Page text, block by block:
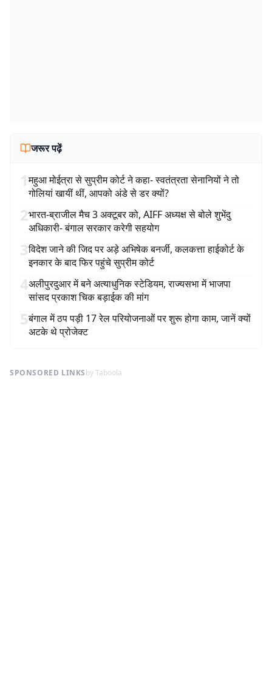
जरूर पढ़ें
1महुआ मोईत्रा से सुप्रीम कोर्ट ने कहा- स्वतंत्रता सेनानियों ने तो
गोलियां खायीं थीं, आपको अंडे से डर क्यों?
2भारत-ब्राजील मैच 3 अक्टूबर को, AIFF अध्यक्ष से बोले शुभेंदु
अधिकारी- बंगाल सरकार करेगी सहयोग
3विदेश जाने की जिद पर अड़े अभिषेक बनर्जी, कलकत्ता हाईकोर्ट के
इनकार के बाद फिर पहुंचे सुप्रीम कोर्ट
4अलीपुरदुआर में बने अत्याधुनिक स्टेडियम, राज्यसभा में भाजपा
सांसद प्रकाश चिक बड़ाईक की मांग
5बंगाल में ठप पड़ी 17 रेल परियोजनाओं पर शुरू होगा काम, जानें क्यों
अटके थे प्रोजेक्ट
SPONSORED LINKSby Taboola